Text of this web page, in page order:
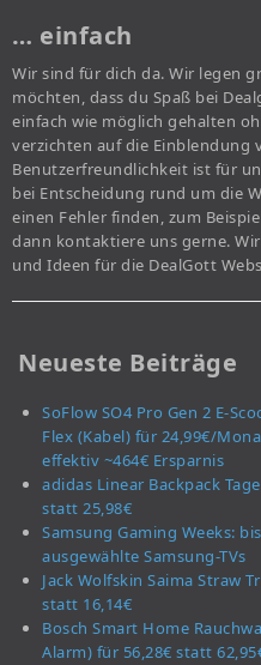
… einfach
Wir sind für dich da. Wir legen
möchten, dass du Spaß bei
einfach wie möglich gehalten
verzichten auf die Einblendung
Benutzerfreundlichkeit ist für
bei Entscheidung rund um die
einen Fehler finden, zum
dann kontaktiere uns gerne.
und Ideen für die DealGott
Neueste Beiträge
SoFlow SO4 Pro Gen 2 E-
Flex (Kabel) für 24,99€/
effektiv ~464€ Ersparnis
adidas Linear Backpack
statt 25,98€
Samsung Gaming Weeks:
ausgewählte Samsung-TVs
Jack Wolfskin Saima Straw
statt 16,14€
Bosch Smart Home
Alarm) für 56,28€ statt